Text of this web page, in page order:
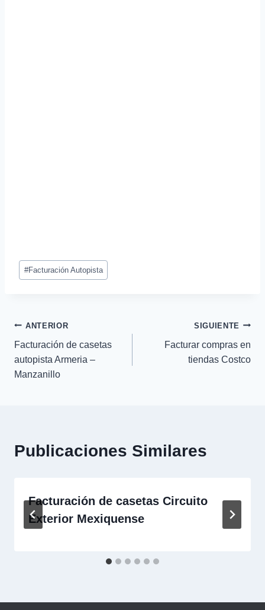
Etiquetas
de
#Facturación Autopista
Navegación
de
entradas
ANTERIOR
Facturación de casetas
autopista Armeria –
Manzanillo
SIGUIENTE
Facturar compras en
tiendas Costco
Publicaciones Similares
Facturación de casetas Circuito
Exterior Mexiquense